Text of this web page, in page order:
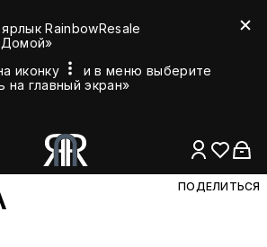
RainbowResale
иконку
и в меню выберите
на главный экран»
ПОДЕЛИТЬСЯ